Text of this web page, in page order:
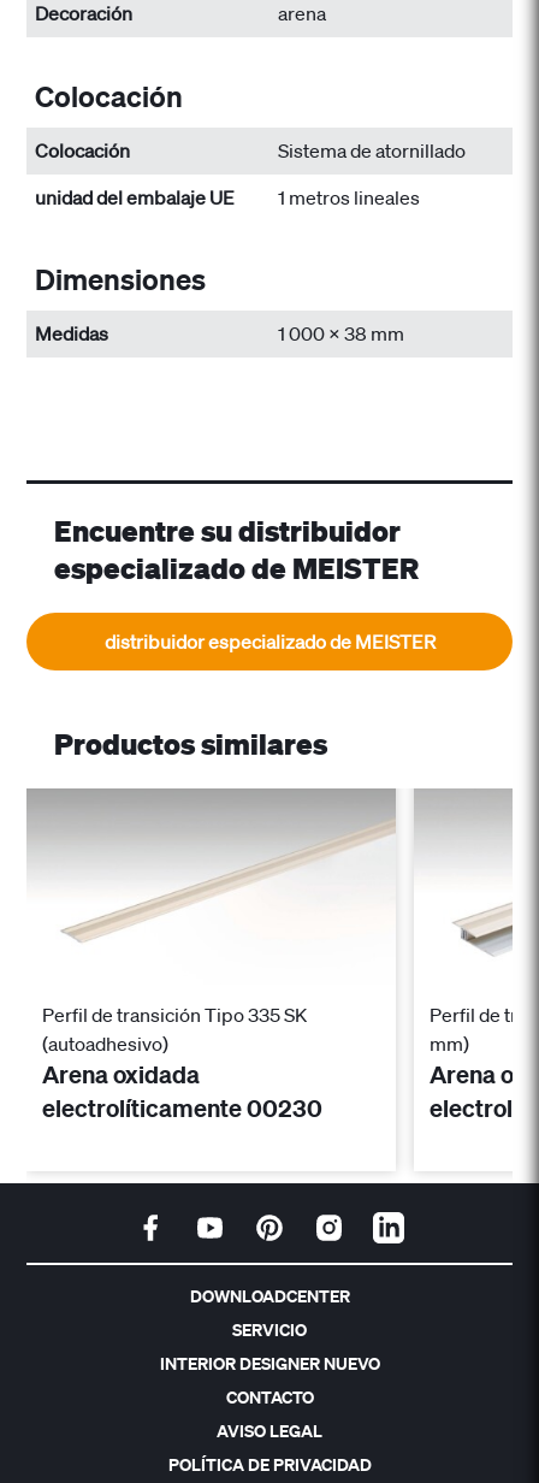
Decoración arena
Colocación
Colocación
Sistema de atornillado
unidad del embalaje UE
1 metros lineales
Dimensiones
Medidas 1 000 x 38 mm
Encuentre su distribuidor
especializado de MEISTER
distribuidor especializado de MEISTER
Productos similares
Perfil de transición Tipo 335 SK
(autoadhesivo)
Arena oxidada
electrolíticamente 00230
Perfil de
mm)
Arena
DOWNLOADCENTER
SERVICIO
INTERIOR DESIGNER NUEVO
CONTACTO
AVISO LEGAL
POLÍTICA DE PRIVACIDAD